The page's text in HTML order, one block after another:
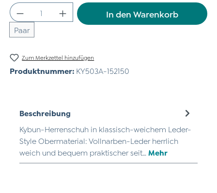
Produkt Anzahl: Gib den gewünschten
Paar
In den Warenkorb
Zum Merkzettel hinzufügen
Produktnummer: KY503A-152150
Beschreibung
Kybun-Herrenschuh in klassisch-weichem Leder-
Style Obermaterial: Vollnarben-Leder herrlich
weich und bequem praktischer seit… Mehr